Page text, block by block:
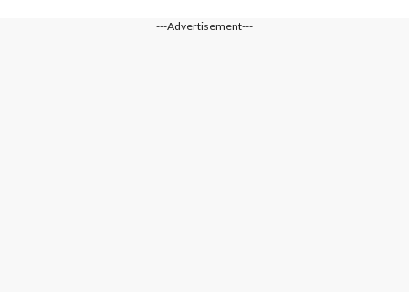
---Advertisement---